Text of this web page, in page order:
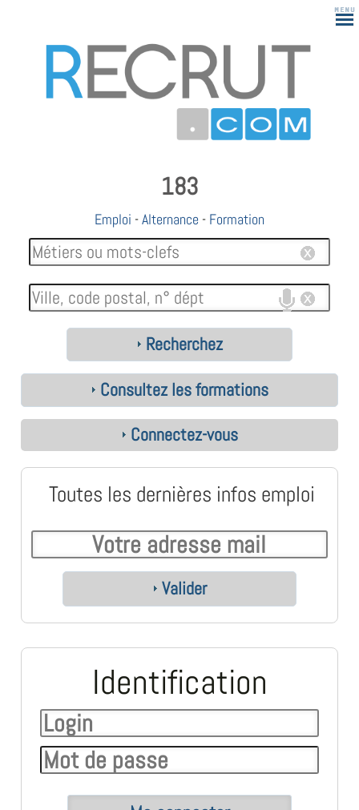
183
Emploi -Alternance - Formation
Recherchez
Consultez les formations
Connectez-vous
Toutes les dernières infos emploi
Valider
Identification